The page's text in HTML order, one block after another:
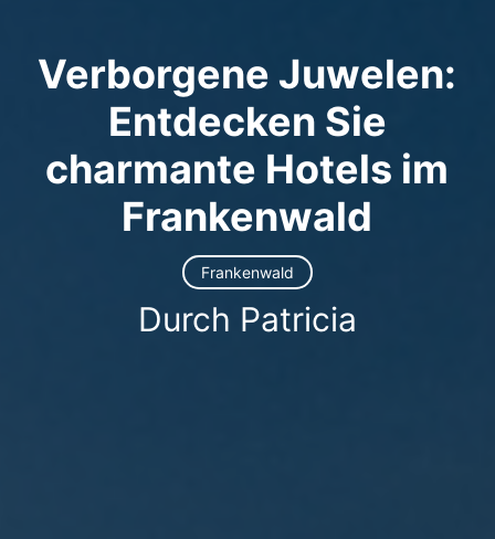
Verborgene Juwelen:
Entdecken Sie
charmante Hotels im
Frankenwald
Frankenwald
Durch Patricia